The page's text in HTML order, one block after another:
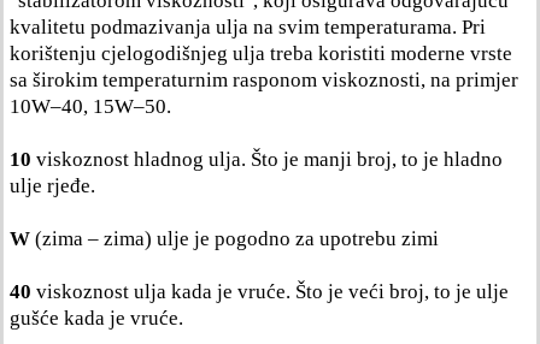
kvalitetu podmazivanja ulja na svim temperaturama. Pri
korištenju cjelogodišnjeg ulja treba koristiti moderne vrste
sa širokim temperaturnim rasponom viskoznosti, na primjer
10W–40, 15W–50.
10 viskoznost hladnog ulja. Što je manji broj, to je hladno
ulje rjeđe.
W (zima – zima) ulje je pogodno za upotrebu zimi
40 viskoznost ulja kada je vruće. Što je veći broj, to je ulje
gušće kada je vruće.